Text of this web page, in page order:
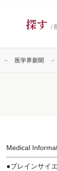
探す
HOME 医学界新聞
Medical
●ブレインサイ